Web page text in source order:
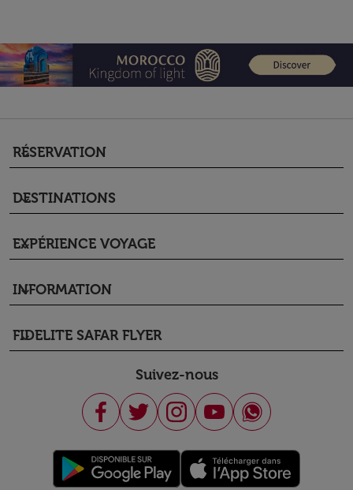
RÉSERVATION
keyboard_arrow_down
DESTINATIONS
keyboard_arrow_down
EXPÉRIENCE VOYAGE
keyboard_arrow_down
INFORMATION
keyboard_arrow_down
FIDELITE SAFAR FLYER
keyboard_arrow_down
Suivez-nous